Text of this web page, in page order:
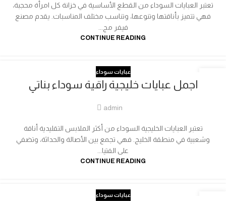
تعتبر العبايات السوداء من القطع الأساسية في خزانة كل امرأة محجبة،
فهي تتميز بأناقتها وتنوعها، وتناسب مختلف المناسبات. يقدم مصنع
فيفر مج...
CONTINUE READING
عبايات سوداء
اجمل عبايات خليجية راقية سوداء بناتي
admin
تعتبر العبايات الخليجية السوداء من أكثر الملابس التقليدية أناقة
وشعبية في منطقة الخليج. فهي تجمع بين الأصالة والحداثة، وتضفي
على الفتيا...
CONTINUE READING
عبايات سوداء